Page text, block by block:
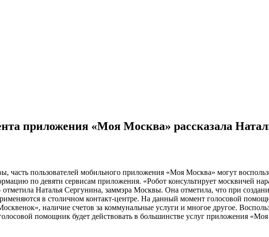
приложения «Моя Москва» рассказала
часть пользователей мобильного приложения «Моя Москва» могут
по девяти сервисам приложения. «Робот консультирует москвичей
Наталья Сергунина, заммэра Москвы. Она отметила, что при
в столичном контакт-центре. На данный момент голосовой
наличие счетов за коммунальные услуги и многое другое.
помощник будет действовать в большинстве услуг приложения